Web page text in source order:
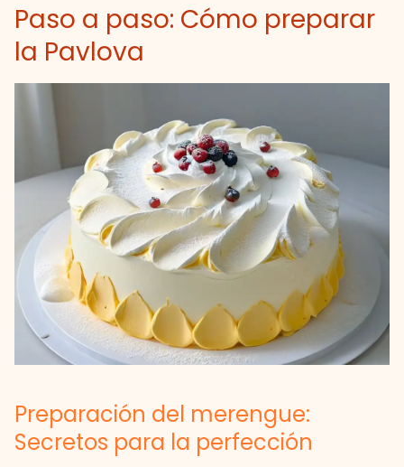
Paso a paso: Cómo preparar
la Pavlova
Preparación del merengue:
Secretos para la perfección